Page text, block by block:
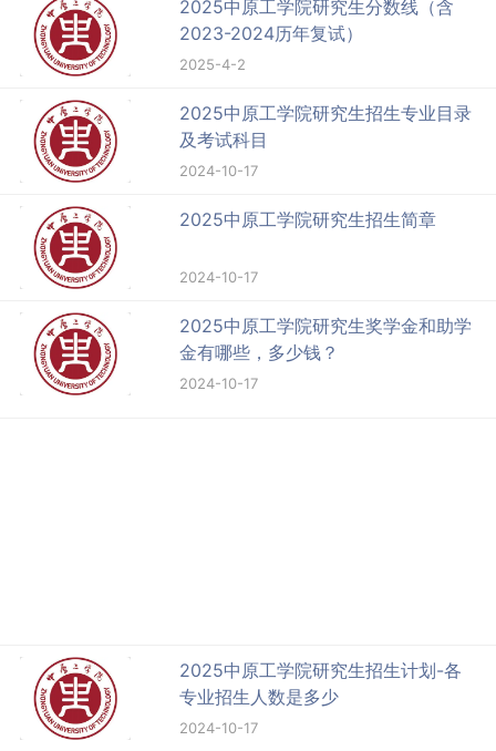
2025中原工学院研究生分数线（含
2023-2024历年复试）
2025-4-2
2025中原工学院研究生招生专业目录
及考试科目
2024-10-17
2025中原工学院研究生招生简章
2024-10-17
2025中原工学院研究生奖学金和助学
金有哪些，多少钱？
2024-10-17
2025中原工学院研究生招生计划-各
专业招生人数是多少
2024-10-17